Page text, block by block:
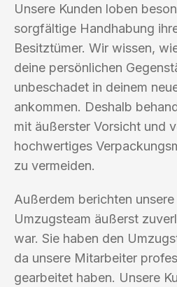
Unsere Kunden loben
sorgfältige Handhabung
Besitztümer. Wir wissen,
deine persönlichen
unbeschadet in deinem
ankommen. Deshalb
mit äußerster Vorsicht und
hochwertiges
zu vermeiden.
Außerdem berichten
Umzugsteam äußerst
war. Sie haben den
da unsere Mitarbeiter
gearbeitet haben. Unsere